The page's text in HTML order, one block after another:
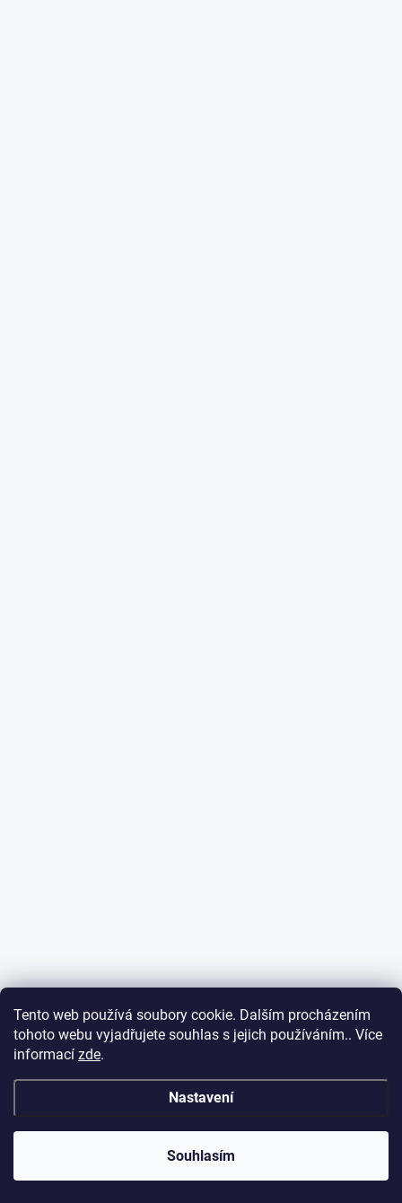
Tento web používá soubory cookie. Dalším procházením
tohoto webu vyjadřujete souhlas s jejich používáním.. Více
informací zde.
Nastavení
Souhlasím